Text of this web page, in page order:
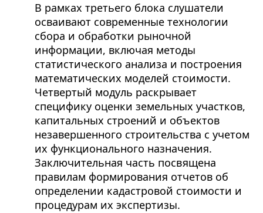
В рамках третьего блока слушатели
осваивают современные технологии
сбора и обработки рыночной
информации, включая методы
статистического анализа и построения
математических моделей стоимости.
Четвертый модуль раскрывает
специфику оценки земельных участков,
капитальных строений и объектов
незавершенного строительства с учетом
их функционального назначения.
Заключительная часть посвящена
правилам формирования отчетов об
определении кадастровой стоимости и
процедурам их экспертизы.